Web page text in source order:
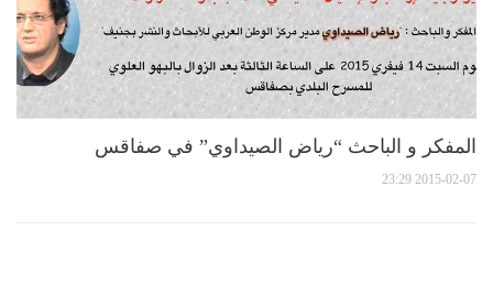
المفكر و الباحث “رياض الصيداوي” في صفاقس
2015-02-07 23:29